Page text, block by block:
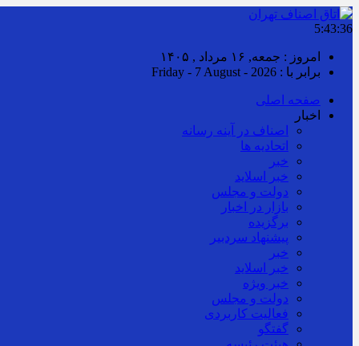
5:43:37
امروز : جمعه, ۱۶ مرداد , ۱۴۰۵
برابر با : Friday - 7 August - 2026
صفحه اصلی
اخبار
اصناف در آینه رسانه
اتحادیه ها
خبر
خبر اسلايد
دولت و مجلس
بازار در اخبار
برگزیده
پیشنهاد سردبیر
خبر
خبر اسلايد
خبر ویژه
دولت و مجلس
فعالیت کاربردی
گفتگو